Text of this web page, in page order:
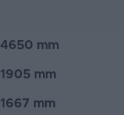
4650 mm
1905 mm
1667 mm